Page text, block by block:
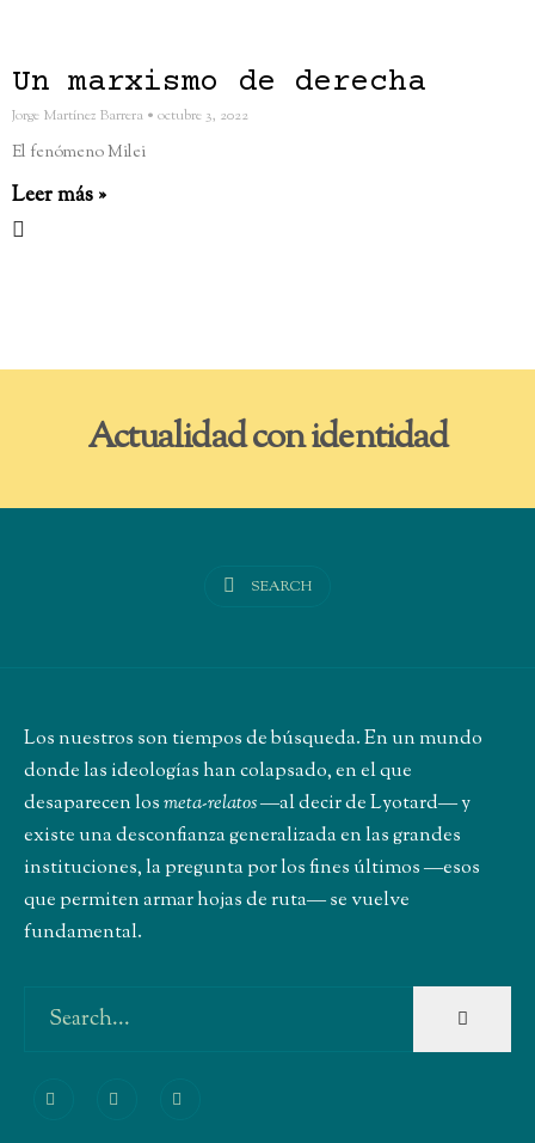
Un marxismo de derecha
Jorge Martínez Barrera octubre 3, 2022
El fenómeno Milei
Leer más »
Actualidad con identidad
SEARCH
Los nuestros son tiempos de búsqueda. En un mundo
donde las ideologías han colapsado, en el que
desaparecen losmeta-relatos―al decir de Lyotard― y
existe una desconfianza generalizada en las grandes
instituciones, la pregunta por los fines últimos ―esos
que permiten armar hojas de ruta― se vuelve
fundamental.